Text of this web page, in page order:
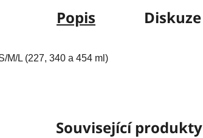
Popis Diskuze
M/L (227, 340 a 454 ml)
Související produkty